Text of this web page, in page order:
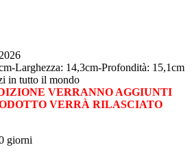
Larghezza: 14,3cm-Profondità: 15,1cm
in tutto il mondo
VERRANNO AGGIUNTI
VERRÀ RILASCIATO
giorni